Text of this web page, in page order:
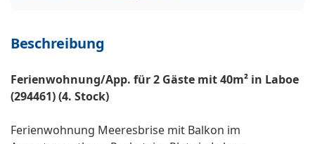
Beschreibung
Ferienwohnung/App. für 2 Gäste mit 40m² in Laboe
(294461) (4. Stock)
Ferienwohnung Meeresbrise mit Balkon im